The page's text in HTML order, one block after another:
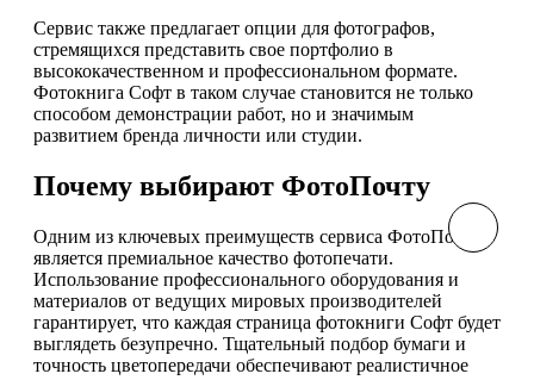
Сервис также предлагает опции для фотографов,
стремящихся представить свое портфолио в
высококачественном и профессиональном формате.
Фотокнига Софт в таком случае становится не только
способом демонстрации работ, но и значимым
развитием бренда личности или студии.
Почему выбирают ФотоПочту
Одним из ключевых преимуществ сервиса ФотоПочта
является премиальное качество фотопечати.
Использование профессионального оборудования и
материалов от ведущих мировых производителей
гарантирует, что каждая страница фотокниги Софт будет
выглядеть безупречно. Тщательный подбор бумаги и
точность цветопередачи обеспечивают реалистичное